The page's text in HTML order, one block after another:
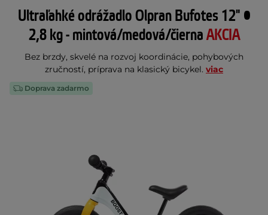
Ultraľahké odrážadlo Olpran Bufotes 12" •
2,8 kg - mintová/medová/čiernaAKCIA
Bez brzdy, skvelé na rozvoj koordinácie, pohybových
zručností, príprava na klasický bicykel. viac
Doprava zadarmo